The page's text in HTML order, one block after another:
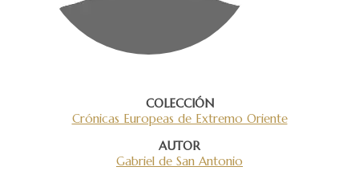
COLECCIÓN
Crónicas Europeas de Extremo Oriente
AUTOR
Gabriel de San Antonio